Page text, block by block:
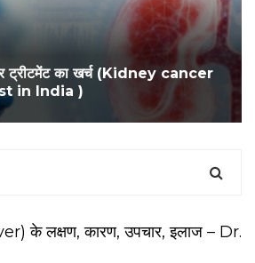
ट्रीटमेंट का खर्च (Kidney cancer
in India )
के लक्षण, कारण, उपचार, इलाज – Dr.